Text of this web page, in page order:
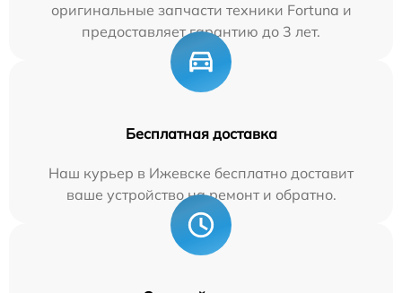
оригинальные запчасти техники Fortuna и
предоставляет гарантию до 3 лет.
Бесплатная доставка
Наш курьер в Ижевске бесплатно доставит
ваше устройство на ремонт и обратно.